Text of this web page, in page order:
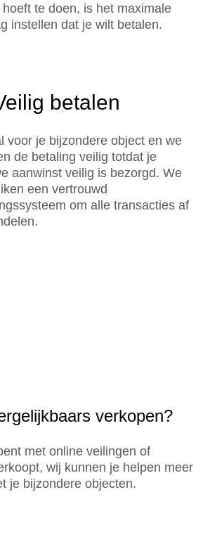
te doen, is het maximale
instellen dat je wilt betalen.
betalen
voor je bijzondere object en we
de betaling veilig totdat je
aanwinst veilig is bezorgd. We
een vertrouwd
om alle transacties af
verkopen?
met online veilingen of
wij kunnen je helpen meer
je bijzondere objecten.